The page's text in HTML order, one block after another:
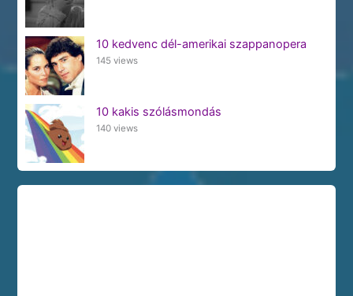
10 kedvenc dél-amerikai szappanopera
145 views
10 kakis szólásmondás
140 views